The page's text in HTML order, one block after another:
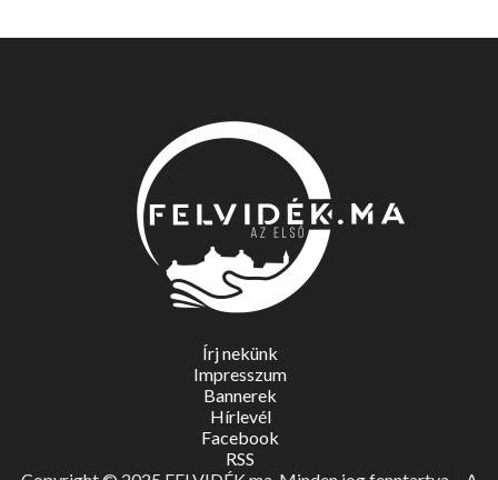
Írj nekünk
Impresszum
Bannerek
Hírlevél
Facebook
RSS